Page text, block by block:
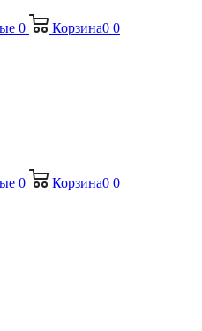
0 Корзина0 0
0 Корзина0 0